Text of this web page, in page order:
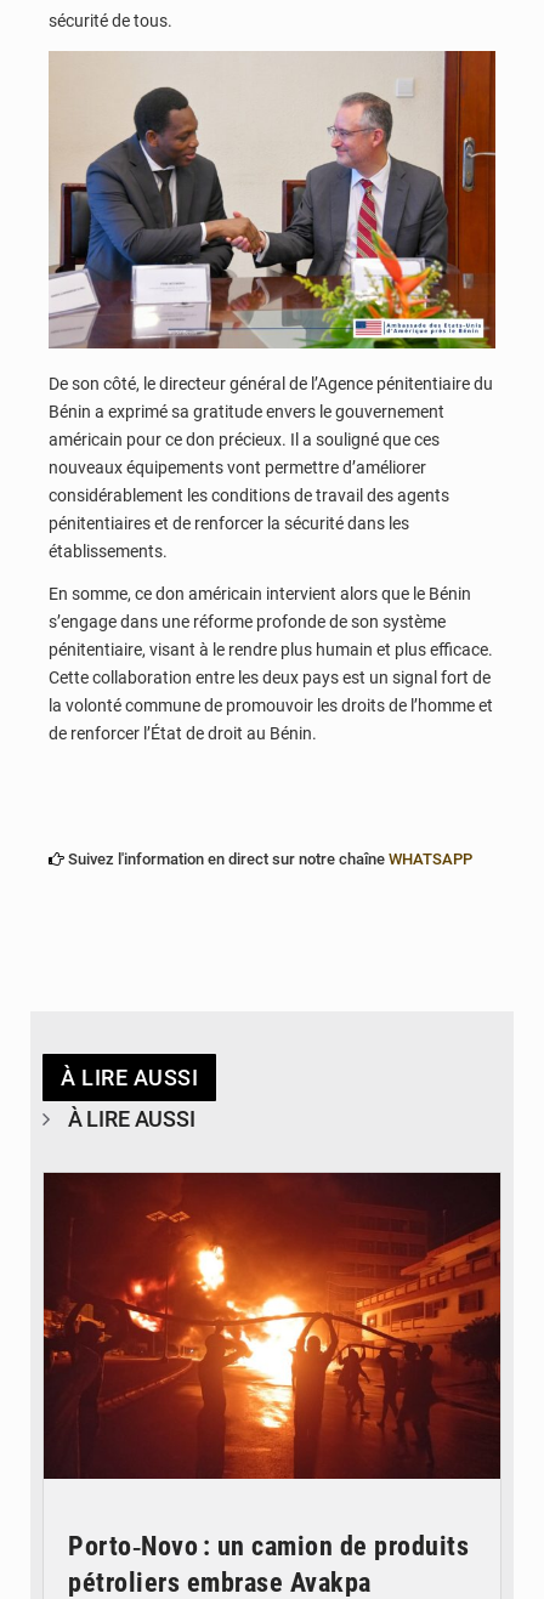
sécurité de tous.
De son côté, le directeur général de l’Agence pénitentiaire du
Bénin a exprimé sa gratitude envers le gouvernement
américain pour ce don précieux. Il a souligné que ces
nouveaux équipements vont permettre d’améliorer
considérablement les conditions de travail des agents
pénitentiaires et de renforcer la sécurité dans les
établissements.
En somme, ce don américain intervient alors que le Bénin
s’engage dans une réforme profonde de son système
pénitentiaire, visant à le rendre plus humain et plus efficace.
Cette collaboration entre les deux pays est un signal fort de
la volonté commune de promouvoir les droits de l’homme et
de renforcer l’État de droit au Bénin.
Suivez l'information en direct sur notre chaîne WHATSAPP
À LIRE AUSSI
À LIRE AUSSI
Porto‑Novo : un camion de produits
pétroliers embrase Avakpa